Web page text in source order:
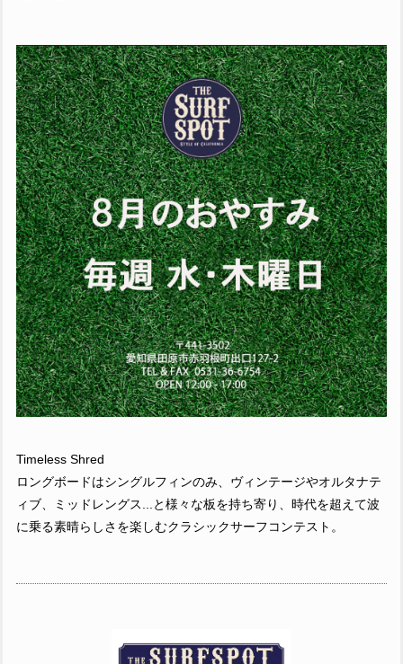
Timeless Shred
ロングボードはシングルフィンのみ、ヴィンテージやオルタナテ
ィブ、ミッドレングス...と様々な板を持ち寄り、時代を超えて波
に乗る素晴らしさを楽しむクラシックサーフコンテスト。